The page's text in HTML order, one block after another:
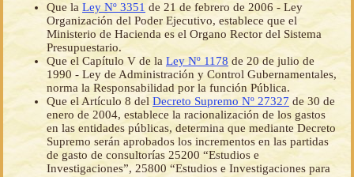
Que la Ley Nº 3351 de 21 de febrero de 2006 - Ley
Organización del Poder Ejecutivo, establece que el
Ministerio de Hacienda es el Organo Rector del Sistema
Presupuestario.
Que el Capítulo V de la Ley Nº 1178 de 20 de julio de
1990 - Ley de Administración y Control Gubernamentales,
norma la Responsabilidad por la función Pública.
Que el Artículo 8 del Decreto Supremo Nº 27327 de 30 de
enero de 2004, establece la racionalización de los gastos
en las entidades públicas, determina que mediante Decreto
Supremo serán aprobados los incrementos en las partidas
de gasto de consultorías 25200 “Estudios e
Investigaciones”, 25800 “Estudios e Investigaciones para